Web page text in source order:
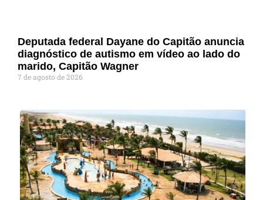
Deputada federal Dayane do Capitão anuncia
diagnóstico de autismo em vídeo ao lado do
marido, Capitão Wagner
7 de agosto de 2026